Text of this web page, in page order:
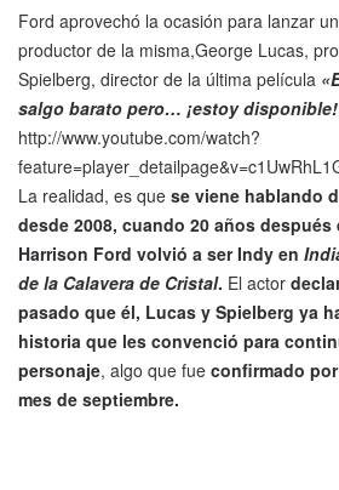
Ford aprovechó la ocasión para lanzar
productor de la misma,George Lucas,
Spielberg, director de la última película
salgo barato pero… ¡estoy
http://www.youtube.com/watch?
La realidad, es que se viene hablando
desde 2008, cuando 20 años después
Harrison Ford volvió a ser Indy en
de la Calavera de Cristal. El actor
pasado que él, Lucas y Spielberg ya
historia que les convenció para
personaje, algo que fue confirmado
mes de septiembre.